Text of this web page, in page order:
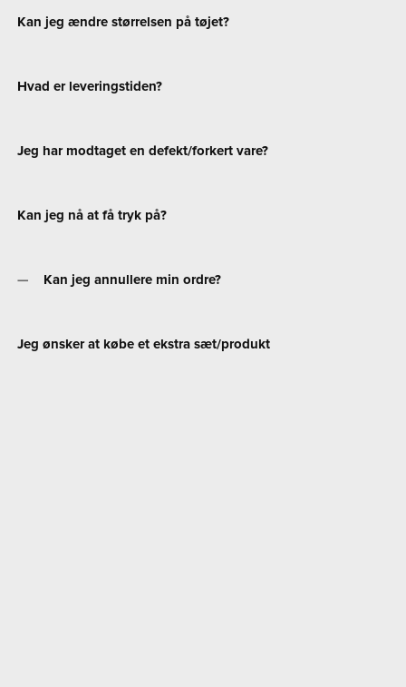
Kan jeg ændre størrelsen på tøjet?
Hvad er leveringstiden?
Jeg har modtaget en defekt/forkert vare?
Kan jeg nå at få tryk på?
Kan jeg annullere min ordre?
Jeg ønsker at købe et ekstra sæt/produkt